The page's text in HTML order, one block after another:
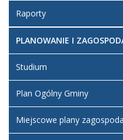
Raporty
PLANOWANIE I
Studium
Plan Ogólny Gminy
Miejscowe plany